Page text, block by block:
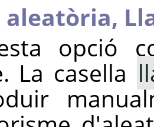
aleatòria,
opció
La casella